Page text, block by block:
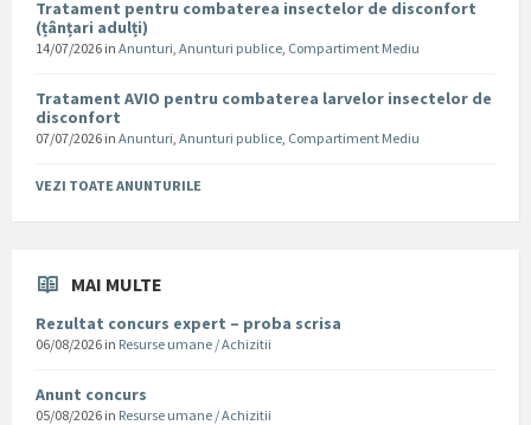
Tratament pentru combaterea insectelor de disconfort
(țânțari adulți)
14/07/2026 in Anunturi, Anunturi publice, Compartiment Mediu
Tratament AVIO pentru combaterea larvelor insectelor de
disconfort
07/07/2026 in Anunturi, Anunturi publice, Compartiment Mediu
VEZI TOATE ANUNTURILE
MAI MULTE
Rezultat concurs expert – proba scrisa
06/08/2026 in Resurse umane / Achizitii
Anunt concurs
05/08/2026 in Resurse umane / Achizitii